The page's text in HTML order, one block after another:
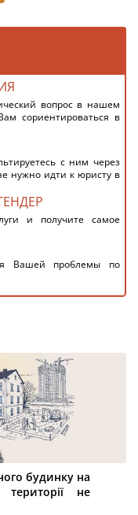
вопрос в нашем
сориентироваться в
с ним через
нужно идти к юристу в
и получите самое
Вашей проблемы по
будинку на
не